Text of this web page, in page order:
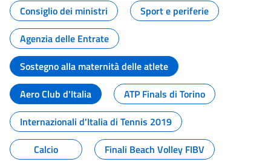
Consiglio dei ministri
Sport e periferie
Agenzia delle Entrate
Sostegno alla maternità delle atlete
Aero Club d'Italia
ATP Finals di Torino
Internazionali d'Italia di Tennis 2019
Calcio
Finali Beach Volley FIBV